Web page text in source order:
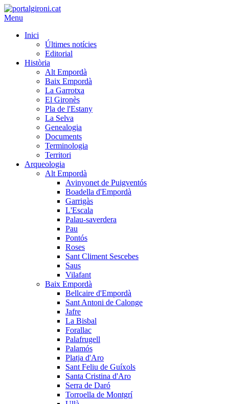
Menu
Inici
Últimes notícies
Editorial
Història
Alt Empordà
Baix Empordà
La Garrotxa
El Gironès
Pla de l'Estany
La Selva
Genealogia
Documents
Terminologia
Territori
Arqueologia
Alt Empordà
Avinyonet de Puigventós
Boadella d'Empordà
Garrigàs
L'Escala
Palau-saverdera
Pau
Pontós
Roses
Sant Climent Sescebes
Saus
Vilafant
Baix Empordà
Bellcaire d'Empordà
Sant Antoni de Calonge
Jafre
La Bisbal
Forallac
Palafrugell
Palamós
Platja d'Aro
Sant Feliu de Guíxols
Santa Cristina d'Aro
Serra de Daró
Torroella de Montgrí